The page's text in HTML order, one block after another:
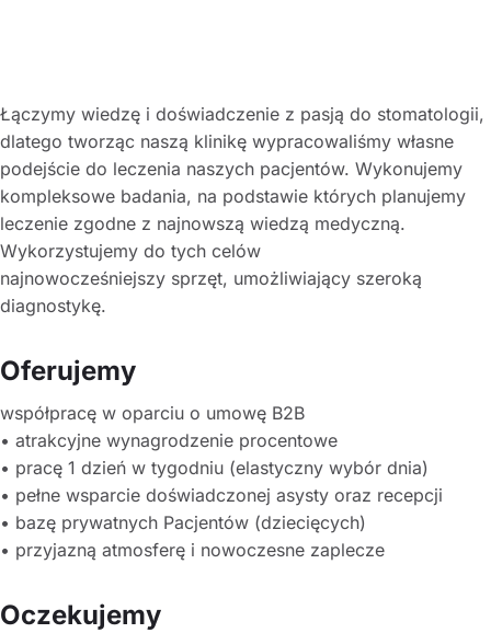
Łączymy wiedzę i doświadczenie z pasją do stomatologii,
dlatego tworząc naszą klinikę wypracowaliśmy własne
podejście do leczenia naszych pacjentów. Wykonujemy
kompleksowe badania, na podstawie których planujemy
leczenie zgodne z najnowszą wiedzą medyczną.
Wykorzystujemy do tych celów
najnowocześniejszy sprzęt, umożliwiający szeroką
diagnostykę.
Oferujemy
współpracę w oparciu o umowę B2B
• atrakcyjne wynagrodzenie procentowe
• pracę 1 dzień w tygodniu (elastyczny wybór dnia)
• pełne wsparcie doświadczonej asysty oraz recepcji
• bazę prywatnych Pacjentów (dziecięcych)
• przyjazną atmosferę i nowoczesne zaplecze
Oczekujemy